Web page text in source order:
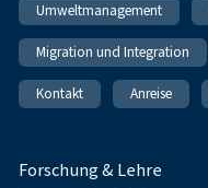
Umweltmanagement
Migration und Integration
Kontakt Anreise
Forschung & Lehre